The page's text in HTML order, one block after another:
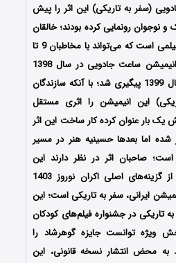
(سفر به تاریکی) این اثر را پیش
و نوجوان رونمایی کرده بودند؛ خالقان
این انیمیشن معتقدند این فیلمی است که می‌تواند با مخاطبان 9 تا
15 سال ارتباط برقرار کند؛ انیمیشن ساعت جادویی در سال 1398
تولید و فرآیند فنی آن از سال 1399 پیگیری شد؛ با آنکه سازندگان
این انیمیشن را اثری مستقل
یک بار عنوان کرده کار ساخت این اثر
شده اما بعدها حسینیه هنر در مسیر
صاحبان اثر در نظر دارند این
انیمیشن را به عنوان یکی از گزینه‌های اصلی اکران نوروز 1403
ایرانی، سفر به تاریکی است؛ این
تاریکی در جشنواره فیلم‌های کودکان
ویژه توانست جایزه گوهرشاد را
به محض انتشار نسخه قانونی، این